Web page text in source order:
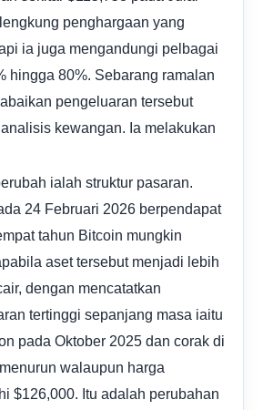
penghargaan yang
ia juga mengandungi pelbagai
hingga 80%. Sebarang ramalan
pengeluaran tersebut
kewangan. Ia melakukan
ialah struktur pasaran.
24 Februari 2026 berpendapat
tahun Bitcoin mungkin
aset tersebut menjadi lebih
dengan mencatatkan
tertinggi sepanjang masa iaitu
pada Oktober 2025 dan corak di
walaupun harga
$126,000. Itu adalah perubahan